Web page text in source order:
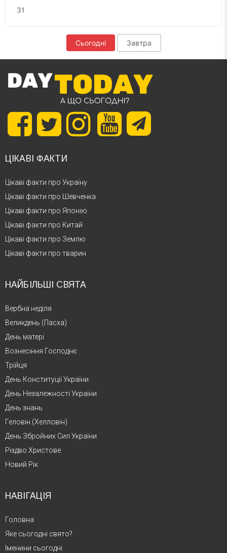
31
Сьогодні Завтра
ЦІКАВІ ФАКТИ
Цікаві факти про Україну
Цікаві факти про Шевченка
Цікаві факти про Японію
Цікаві факти про Китай
Цікаві факти про Землю
Цікаві факти про тварин
НАЙБІЛЬШІ СВЯТА
Вербна неділя
Великдень (Пасха)
День матері
Вознесіння Господнє
Трійця
День Конституції України
День Незалежності України
День знань
Геловін (Хелловін)
День Збройних Сил України
Різдво Христове
Новий Рік
НАВІГАЦІЯ
Головна
Яке сьогодні свято?
Іменини сьогодні